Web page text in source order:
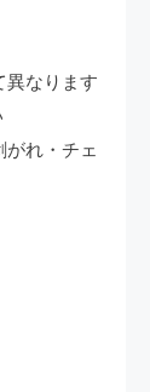
異なります
れ・チェ